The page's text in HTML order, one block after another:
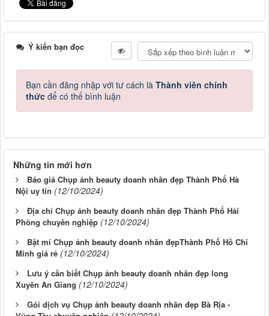
Ý kiến bạn đọc
Bạn cần đăng nhập với tư cách là Thành viên chính
thức để có thể bình luận
Những tin mới hơn
Báo giá Chụp ảnh beauty doanh nhân đẹp Thành Phố Hà
Nội uy tín (12/10/2024)
Địa chỉ Chụp ảnh beauty doanh nhân đẹp Thành Phố Hải
Phòng chuyên nghiệp (12/10/2024)
Bật mí Chụp ảnh beauty doanh nhân đẹpThành Phố Hồ Chí
Minh giá rẻ (12/10/2024)
Lưu ý cần biết Chụp ảnh beauty doanh nhân đẹp long
Xuyên An Giang (12/10/2024)
Gói dịch vụ Chụp ảnh beauty doanh nhân đẹp Bà Rịa -